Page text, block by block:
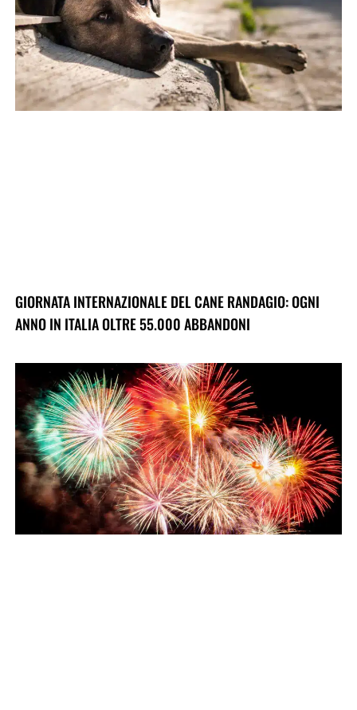
GIORNATA INTERNAZIONALE DEL CANE RANDAGIO: OGNI
ANNO IN ITALIA OLTRE 55.000 ABBANDONI